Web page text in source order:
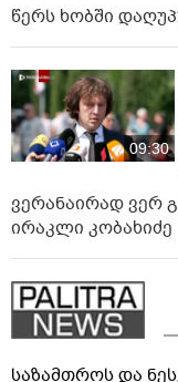
წერს ხობში
09:30
ვერანაირად ვერ
ირაკლი კობახიძე
საზამთროს და